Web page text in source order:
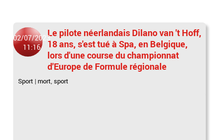
02/07/2023
11:16
Le pilote néerlandais Dilano van 't Hoff,
18 ans, s'est tué à Spa, en Belgique,
lors d'une course du championnat
d'Europe de Formule régionale
Sport | mort,sport